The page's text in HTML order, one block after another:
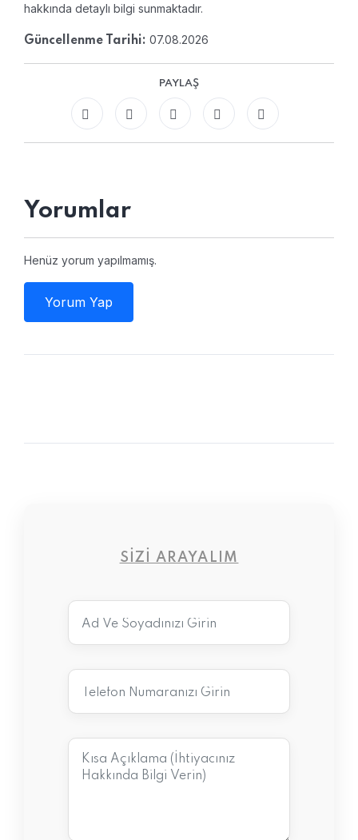
hakkında detaylı bilgi sunmaktadır.
Güncellenme Tarihi: 07.08.2026
PAYLAŞ
Yorumlar
Henüz yorum yapılmamış.
Yorum Yap
SIZI ARAYALIM